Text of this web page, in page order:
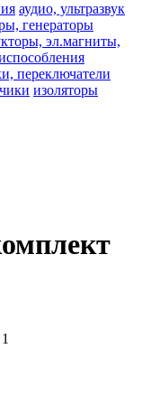
аудио, ультразвук
генераторы
эл.магниты,
переключатели
изоляторы